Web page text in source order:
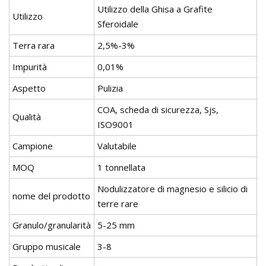
Utilizzo
Utilizzo della Ghisa a Grafite
Sferoidale
Terra rara
2,5%-3%
Impurità
0,01%
Aspetto
Pulizia
Qualità
COA, scheda di sicurezza, Sjs,
ISO9001
Campione
Valutabile
MOQ
1 tonnellata
nome del prodotto
Nodulizzatore di magnesio e silicio di
terre rare
Granulo/granularità
5-25 mm
Gruppo musicale
3-8